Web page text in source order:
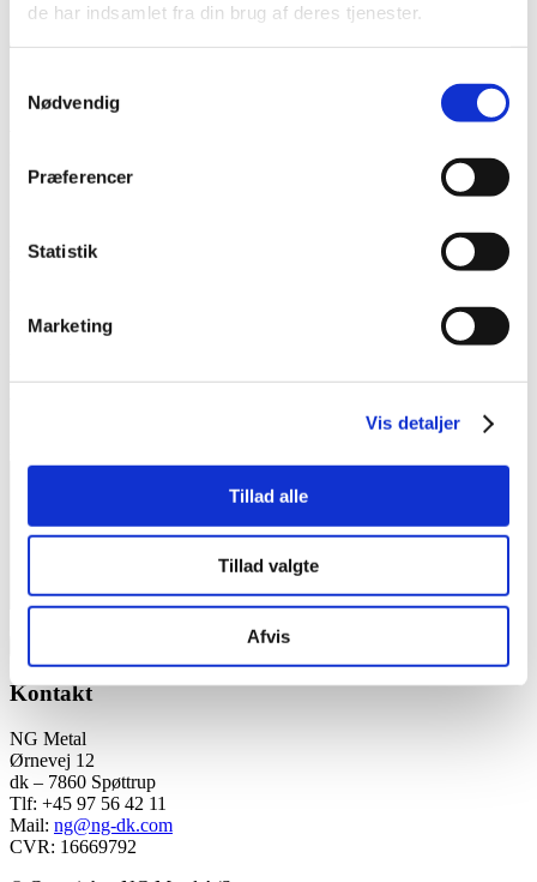
de har indsamlet fra din brug af deres tjenester.
Nødvendig
Præferencer
Statistik
Marketing
Vis detaljer
Tillad alle
Tillad valgte
Afvis
0 replies
Skriv en kommentar
Din e-mailadresse vil ikke blive publiceret.
Krævede felter er
Navn *
Kontakt
NG Metal
Ørnevej 12
dk – 7860 Spøttrup
Tlf: +45 97 56 42 11
Mail: ng@ng-dk.com
CVR: 16669792